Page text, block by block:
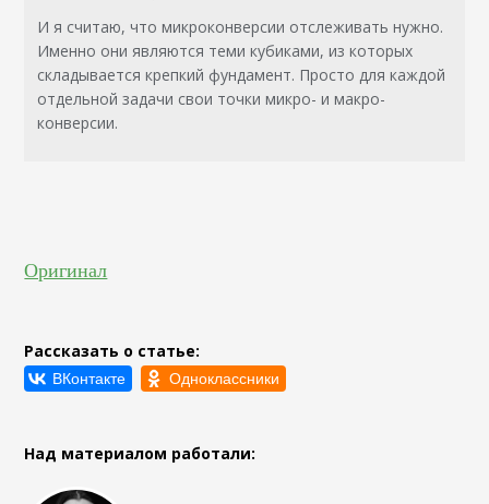
И я считаю, что микроконверсии отслеживать нужно.
Именно они являются теми кубиками, из которых
складывается крепкий фундамент. Просто для каждой
отдельной задачи свои точки микро- и макро-
конверсии.
Оригинал
Рассказать о статье:
Над материалом работали: